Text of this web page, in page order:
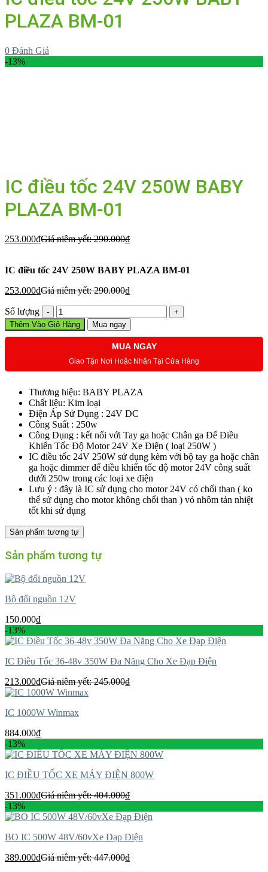
PLAZA BM-01
0 Đánh Giá
-13%
IC điều tốc 24V 250W BABY
PLAZA BM-01
253.000₫Giá niêm yết:290.000₫
IC điều tốc 24V 250W BABY PLAZA BM-01
253.000₫Giá niêm yết:290.000₫
Số lượng
IC
điều
tốc
BABY
PLAZA
01
số
lượng
Thêm Vào Giỏ Hàng Mua ngay
MUA NGAY
Giao Tận Nơi Hoặc Nhận Tại Cửa Hàng
Thương hiệu: BABY PLAZA
Chất liệu: Kim loại
Điện Áp Sử Dụng : 24V DC
Công Suất : 250w
Công Dụng : kết nối với Tay ga hoặc Chân ga Để Điều
Khiển Tốc Độ Motor 24V Xe Điện ( loại 250W )
IC điều tốc 24V 250W sử dụng kèm với bộ tay ga hoặc chân
ga hoặc dimmer để điều khiển tốc độ motor 24V công suất
dưới 250w trong các loại xe điện
Lưu ý : đây là IC sử dụng cho motor 24V có chổi than ( ko
thể sử dụng cho motor không chổi than ) vỏ nhôm tản nhiệt
tốt khi sử dụng
Sản phẩm tương tự
Sản phẩm tương tự
Bộ đổi nguồn 12V
150.000₫
-13%
IC Điều Tốc 36-48v 350W Đa Năng Cho Xe Đạp Điện
213.000₫Giá niêm yết:245.000₫
IC 1000W Winmax
884.000₫
-13%
IC ĐIỀU TỐC XE MÁY ĐIỆN 800W
351.000₫Giá niêm yết:404.000₫
-13%
BO IC 500W 48V/60vXe Đạp Điện
389.000₫Giá niêm yết:447.000₫